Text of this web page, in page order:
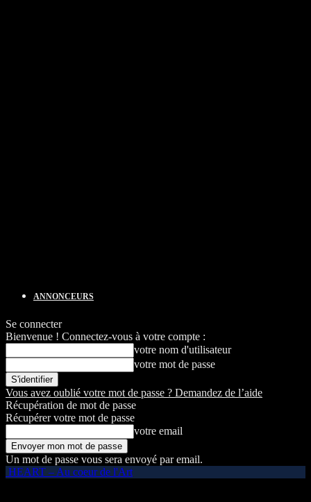
ANNONCEURS
Se connecter
Bienvenue ! Connectez-vous à votre compte :
votre nom d'utilisateur
votre mot de passe
Vous avez oublié votre mot de passe ? Demandez de l’aide
Récupération de mot de passe
Récupérer votre mot de passe
votre email
Un mot de passe vous sera envoyé par email.
HEART – Au coeur de l'Art